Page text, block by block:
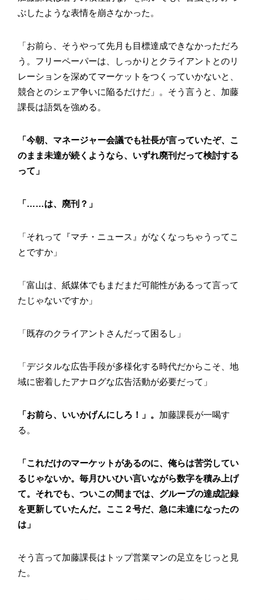
ぶしたような表情を崩さなかった。
「お前ら、そうやって先月も目標達成できなかっただろ
う。フリーペーパーは、しっかりとクライアントとのリ
レーションを深めてマーケットをつくっていかないと、
競合とのシェア争いに陥るだけだ」。そう言うと、加藤
課長は語気を強める。
「今朝、マネージャー会議でも社長が言っていたぞ、こ
のまま未達が続くようなら、いずれ廃刊だって検討する
って」
「……は、廃刊？」
「それって『マチ・ニュース』がなくなっちゃうってこ
とですか」
「富山は、紙媒体でもまだまだ可能性があるって言って
たじゃないですか」
「既存のクライアントさんだって困るし」
「デジタルな広告手段が多様化する時代だからこそ、地
域に密着したアナログな広告活動が必要だって」
「お前ら、いいかげんにしろ！」。 加藤課長が一喝す
る。
「これだけのマーケットがあるのに、俺らは苦労してい
るじゃないか。毎月ひいひい言いながら数字を積み上げ
て。それでも、ついこの間までは、グループの達成記録
を更新していたんだ。ここ２号だ、急に未達になったの
は」
そう言って加藤課長はトップ営業マンの足立をじっと見
た。